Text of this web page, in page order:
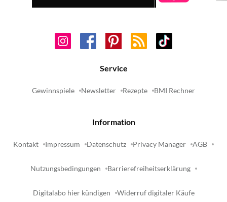
Service
Gewinnspiele Newsletter Rezepte BMI Rechner
Information
Kontakt Impressum Datenschutz Privacy Manager AGB
Nutzungsbedingungen Barrierefreiheitserklärung
Digitalabo hier kündigen Widerruf digitaler Käufe